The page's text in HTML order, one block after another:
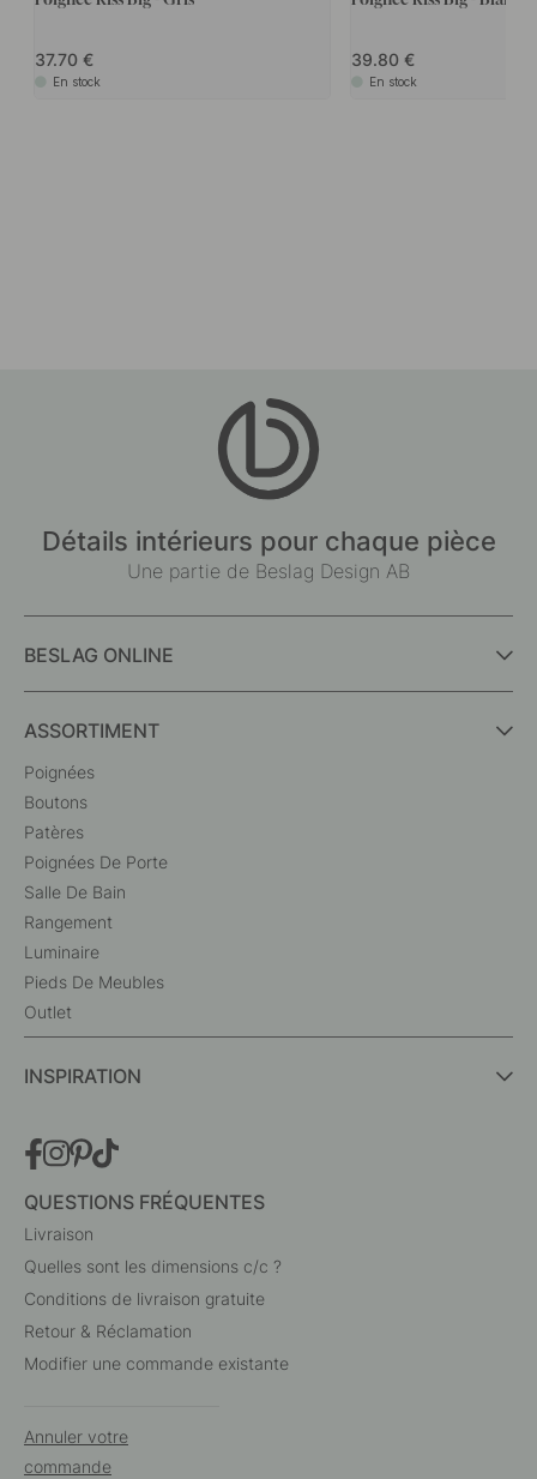
37.70
En stock
39.80
En stock
Détails intérieurs pour chaque pièce
Une partie de Beslag Design AB
BESLAG ONLINE
ASSORTIMENT
Poignées
Boutons
Patères
Poignées De Porte
Salle De Bain
Rangement
Luminaire
Pieds De Meubles
Outlet
INSPIRATION
QUESTIONS FRÉQUENTES
Livraison
Quelles sont les dimensions c/c ?
Conditions de livraison gratuite
Retour & Réclamation
Modifier une commande existante
Annuler votre
commande